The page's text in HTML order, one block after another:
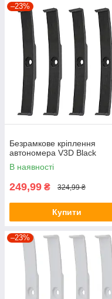
–23%
Безрамкове кріплення
автономера V3D Black
В наявності
249,99 ₴ 324,99 ₴
Купити
–23%